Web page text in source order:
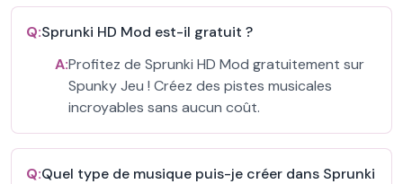
Q:Sprunki HD Mod est-il gratuit ?
A:Profitez de Sprunki HD Mod gratuitement sur
Spunky Jeu ! Créez des pistes musicales
incroyables sans aucun coût.
Q:Quel type de musique puis-je créer dans Sprunki